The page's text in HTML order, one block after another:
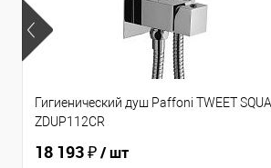
Гигиенический душ Paffoni TWEET
ZDUP112CR
18 193 ₽/ шт